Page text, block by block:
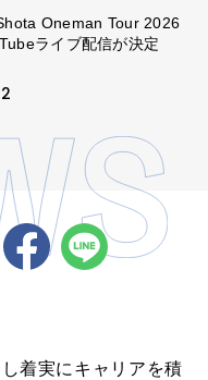
Oneman Tour 2026
ライブ配信が決定
着実にキャリアを積